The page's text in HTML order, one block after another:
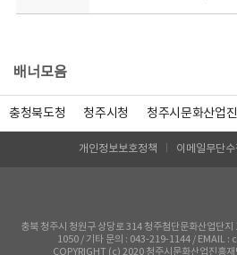
배너모음
충청북도청 청주시청 청주시문화산업
개인정보보호정책 이메일무단
충북 청주시 청원구 상당로 314 청주첨단문화산업단
1050 / 기타 문의 : 043-219-1144 /
COPYRIGHT (c) 2020 청주시문화산업진흥재